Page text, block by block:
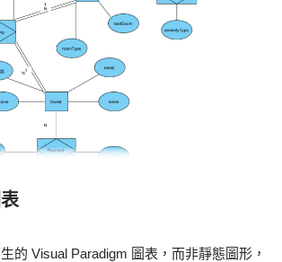
的 Visual Paradigm 圖表，而非靜態圖形，